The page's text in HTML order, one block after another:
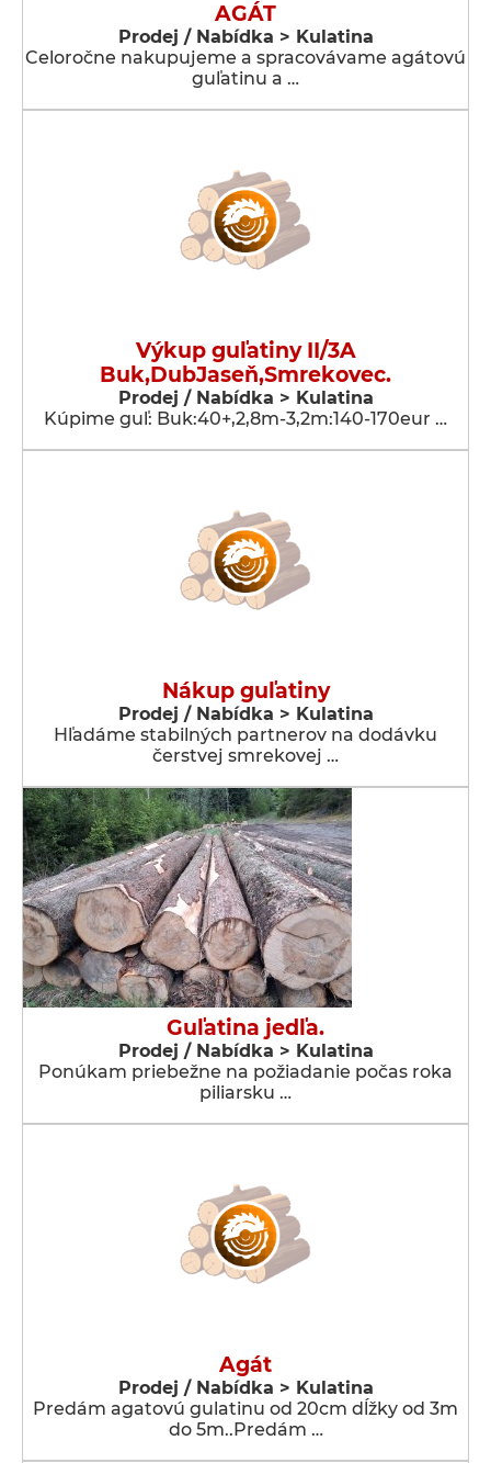
AGÁT
Prodej / Nabídka > Kulatina
Celoročne nakupujeme a spracovávame agátovú
guľatinu a …
Výkup guľatiny II/3A
Buk,DubJaseň,Smrekovec.
Prodej / Nabídka > Kulatina
Kúpime guľ: Buk:40+,2,8m-3,2m:140-170eur …
Nákup guľatiny
Prodej / Nabídka > Kulatina
Hľadáme stabilných partnerov na dodávku
čerstvej smrekovej …
Guľatina jedľa.
Prodej / Nabídka > Kulatina
Ponúkam priebežne na požiadanie počas roka
piliarsku …
Agát
Prodej / Nabídka > Kulatina
Predám agatovú gulatinu od 20cm dĺžky od 3m
do 5m..Predám …